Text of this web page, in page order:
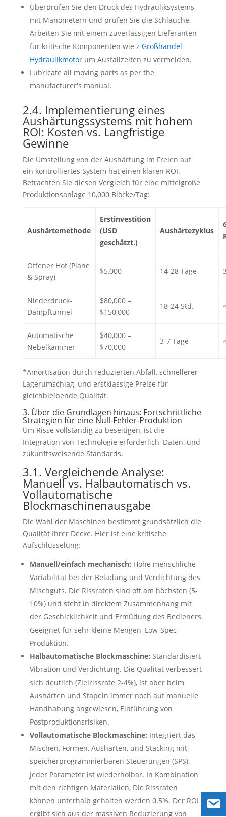
Überprüfen Sie den Druck des Hydrauliksystems
mit Manometern und prüfen Sie die Schläuche.
Arbeiten Sie mit einem zuverlässigen Lieferanten
für kritische Komponenten wie z Großhandel
Hydraulikmotor um Ausfallzeiten zu vermeiden.
Lubricate all moving parts as per the
manufacturer's manual.
2.4. Implementierung eines
Aushärtungssystems mit hohem
ROI: Kosten vs. Langfristige
Gewinne
Die Umstellung von der Aushärtung im Freien auf
ein kontrolliertes System hat einen klaren ROI.
Betrachten Sie diesen Vergleich für eine mittelgroße
Produktionsanlage 10,000 Blöcke/Tag:
Aushärtemethode
Erstinvestition
(USD
geschätzt.)
Aushärtezyklus
Offener Hof (Plane
& Spray)
$5,000 14-28 Tage
Niederdruck-
Dampftunnel
$80,000 –
$150,000
18-24 Std.
Automatische
Nebelkammer
$40,000 –
$70,000
3-7 Tage
*Amortisation durch reduzierten Abfall, schnellerer
Lagerumschlag, und erstklassige Preise für
gleichbleibende Qualität.
3. Über die Grundlagen hinaus: Fortschrittliche
Strategien für eine Null-Fehler-Produktion
Um Risse vollständig zu beseitigen, ist die
Integration von Technologie erforderlich, Daten, und
zukunftsweisende Standards.
3.1. Vergleichende Analyse:
Manuell vs. Halbautomatisch vs.
Vollautomatische
Blockmaschinenausgabe
Die Wahl der Maschinen bestimmt grundsätzlich die
Qualität Ihrer Decke. Hier ist eine kritische
Aufschlüsselung:
Manuell/einfach mechanisch: Hohe menschliche
Variabilität bei der Beladung und Verdichtung des
Mischguts. Die Rissraten sind oft am höchsten (5-
10%) und steht in direktem Zusammenhang mit
der Geschicklichkeit und Ermüdung des Bedieners.
Geeignet für sehr kleine Mengen, Low-Spec-
Produktion.
Halbautomatische Blockmaschine: Standardisiert
Vibration und Verdichtung. Die Qualität verbessert
sich deutlich (Zielrissrate 2-4%), ist aber beim
Aushärten und Stapeln immer noch auf manuelle
Handhabung angewiesen, Einführung von
Postproduktionsrisiken.
Vollautomatische Blockmaschine: Integriert das
Mischen, Formen, Aushärten, und Stacking mit
speicherprogrammierbaren Steuerungen (SPS).
Jeder Parameter ist wiederholbar. In Kombination
mit den richtigen Materialien, Die Rissraten
können unterhalb gehalten werden 0.5%. Der ROI
ergibt sich aus der massiven Reduzierung von